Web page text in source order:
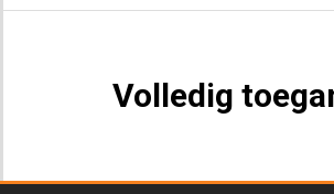
Volledig